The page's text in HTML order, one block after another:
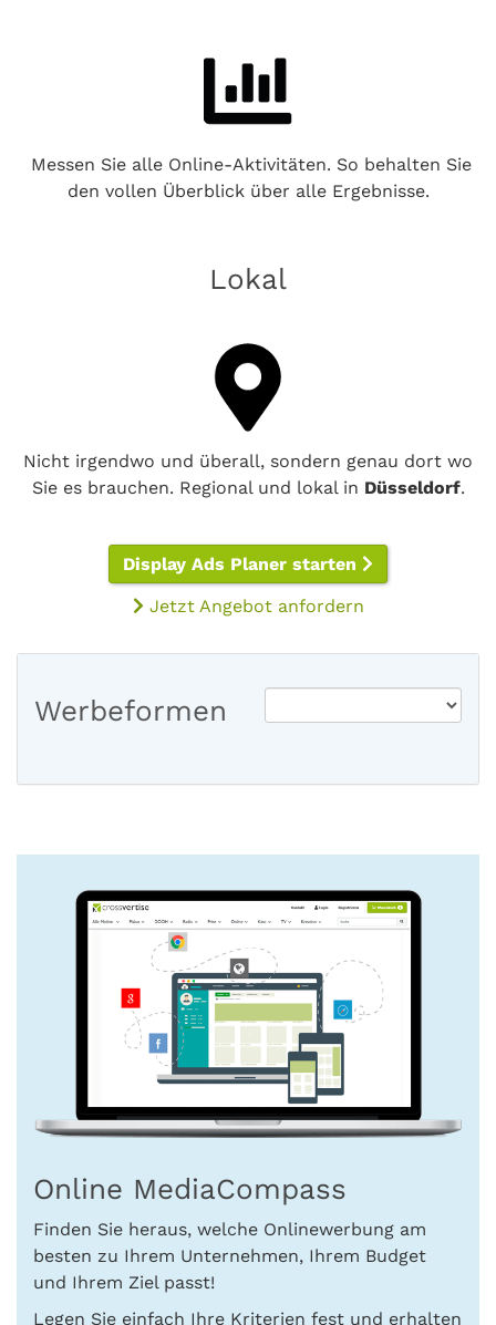
Messen Sie alle Online-Aktivitäten. So behalten Sie
den vollen Überblick über alle Ergebnisse.
Lokal
Nicht irgendwo und überall, sondern genau dort wo
Sie es brauchen. Regional und lokal in Düsseldorf.
Display Ads Planer starten
Jetzt Angebot anfordern
Werbeformen
Online MediaCompass
Finden Sie heraus, welche Onlinewerbung am
besten zu Ihrem Unternehmen, Ihrem Budget
und Ihrem Ziel passt!
Legen Sie einfach Ihre Kriterien fest und erhalten